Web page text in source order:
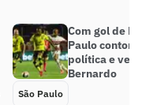
Com gol de
Paulo
política e
Bernardo
São Paulo